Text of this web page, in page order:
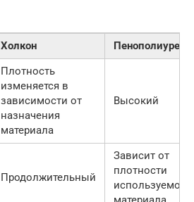
Холкон
Плотность
изменяется в
зависимости от
назначения
материала
Высокий
Продолжительный
Зависит от
плотности
используемого